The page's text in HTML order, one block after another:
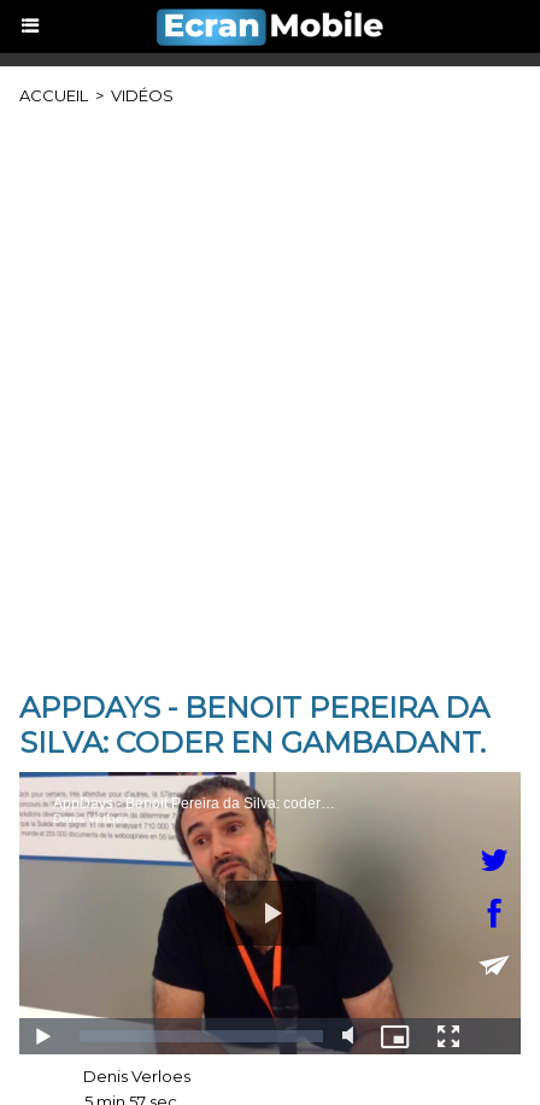
ACCUEIL > VIDÉOS
APPDAYS - BENOIT PEREIRA DA
SILVA: CODER EN GAMBADANT.
Denis Verloes